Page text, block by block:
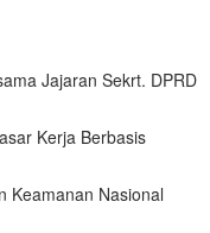
Jajaran Sekrt. DPRD
Kerja Berbasis
Keamanan Nasional